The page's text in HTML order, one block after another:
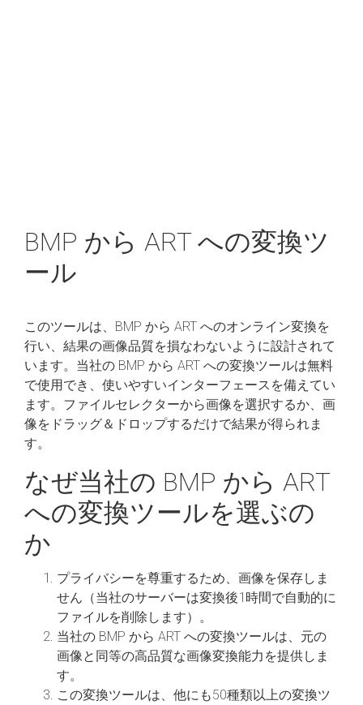
BMP から ART への変換ツ
ール
このツールは、BMP から ART へのオンライン変換を
行い、結果の画像品質を損なわないように設計されて
います。当社の BMP から ART への変換ツールは無料
で使用でき、使いやすいインターフェースを備えてい
ます。ファイルセレクターから画像を選択するか、画
像をドラッグ＆ドロップするだけで結果が得られま
す。
なぜ当社の BMP から ART
への変換ツールを選ぶの
か
プライバシーを尊重するため、画像を保存しま
せん（当社のサーバーは変換後1時間で自動的に
ファイルを削除します）。
当社の BMP から ART への変換ツールは、元の
画像と同等の高品質な画像変換能力を提供しま
す。
この変換ツールは、他にも50種類以上の変換ツ